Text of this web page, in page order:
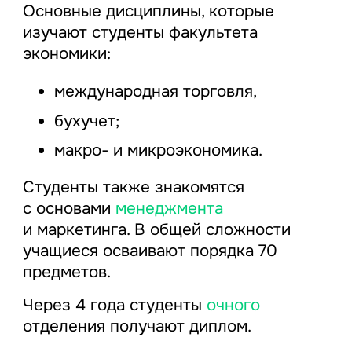
Основные дисциплины, которые
изучают студенты факультета
экономики:
международная торговля,
бухучет;
макро- и микроэкономика.
Студенты также знакомятся
с основами менеджмента
и маркетинга. В общей сложности
учащиеся осваивают порядка 70
предметов.
Через 4 года студенты очного
отделения получают диплом.